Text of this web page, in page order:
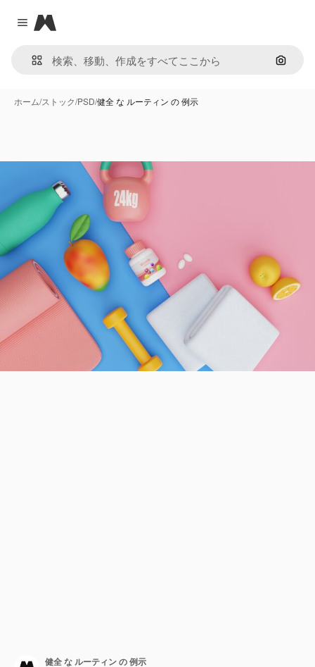
Close menu
Magnific
画像で
ホーム/ストック/PSD/健全 な ルーティン の 例示
健全 な ルーティン の 例示